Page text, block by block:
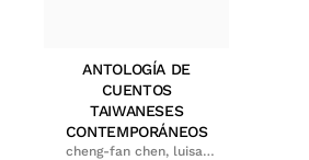
ANTOLOGÍA DE
CUENTOS
TAIWANESES
CONTEMPORÁNEOS
cheng-fan chen, luisa;